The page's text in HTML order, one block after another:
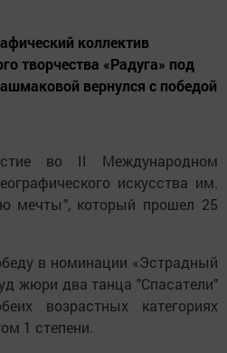
коллектив
творчества «Радуга» под
вернулся с победой
во II Международном
искусства им.
мечты", который прошел 25
в номинации «Эстрадный
жюри два танца "Спасатели"
возрастных категориях
1 степени.